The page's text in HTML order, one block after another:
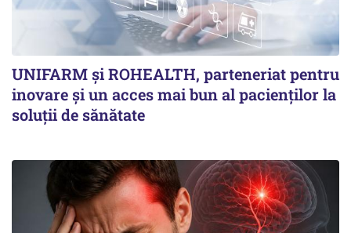
UNIFARM și ROHEALTH, parteneriat pentru
inovare și un acces mai bun al pacienților la
soluții de sănătate